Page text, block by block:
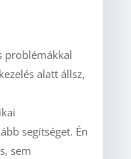
problémákkal
alatt állsz,
segítséget. Én
sem